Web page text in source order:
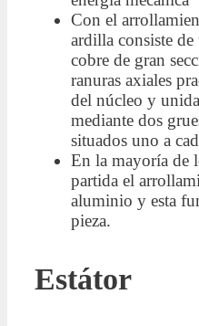
Con el
ardilla consiste de
cobre de gran
ranuras axiales
del núcleo y
mediante dos
situados uno a
En la mayoría de
partida el
aluminio y esta
pieza.
Estátor